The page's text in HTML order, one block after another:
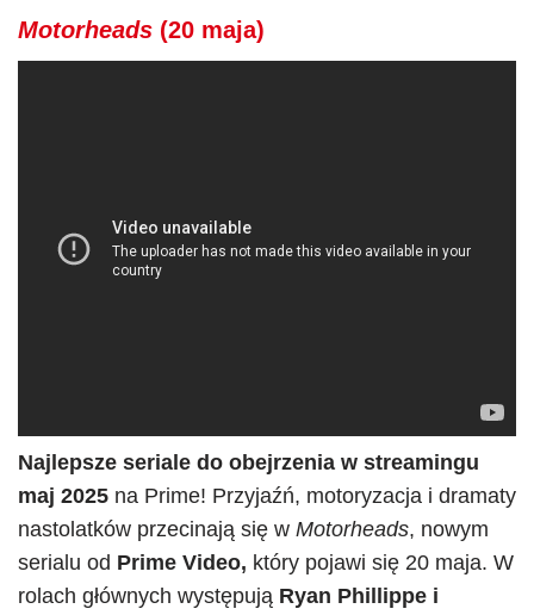
Motorheads (20 maja)
Najlepsze seriale do obejrzenia w streamingu
maj 2025 na Prime! Przyjaźń, motoryzacja i dramaty
nastolatków przecinają się w Motorheads, nowym
serialu od Prime Video, który pojawi się 20 maja. W
rolach głównych występują Ryan Phillippe i